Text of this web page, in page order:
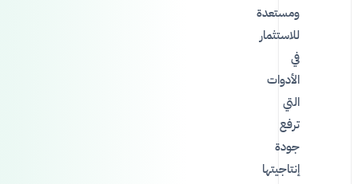
ومستعدة
للاستثمار
في
الأدوات
التي
ترفع
جودة
إنتاجيتها